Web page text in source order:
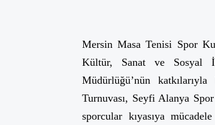
Mersin Masa Tenisi Spor
Kültür, Sanat ve Sosyal
Müdürlüğü’nün
Turnuvası, Seyfi Alanya
sporcular kıyasıya